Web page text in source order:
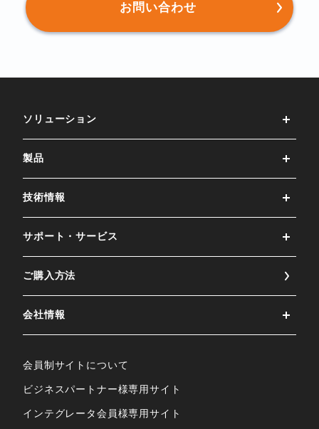
お問い合わせ
ソリューション
製品
技術情報
サポート・サービス
ご購⼊⽅法
会社情報
会員制サイトについて
ビジネスパートナー様専⽤サイト
インテグレータ会員様専⽤サイト